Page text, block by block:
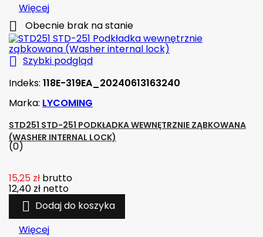
Więcej
 Obecnie brak na stanie
 Szybki podgląd
Indeks: 118E-319EA_20240613163240
Marka: LYCOMING
STD251 STD-251 PODKŁADKA WEWNĘTRZNIE ZĄBKOWANA
(WASHER INTERNAL LOCK)
(0)
15,25 zł brutto
12,40 zł netto
 Dodaj do koszyka
Więcej